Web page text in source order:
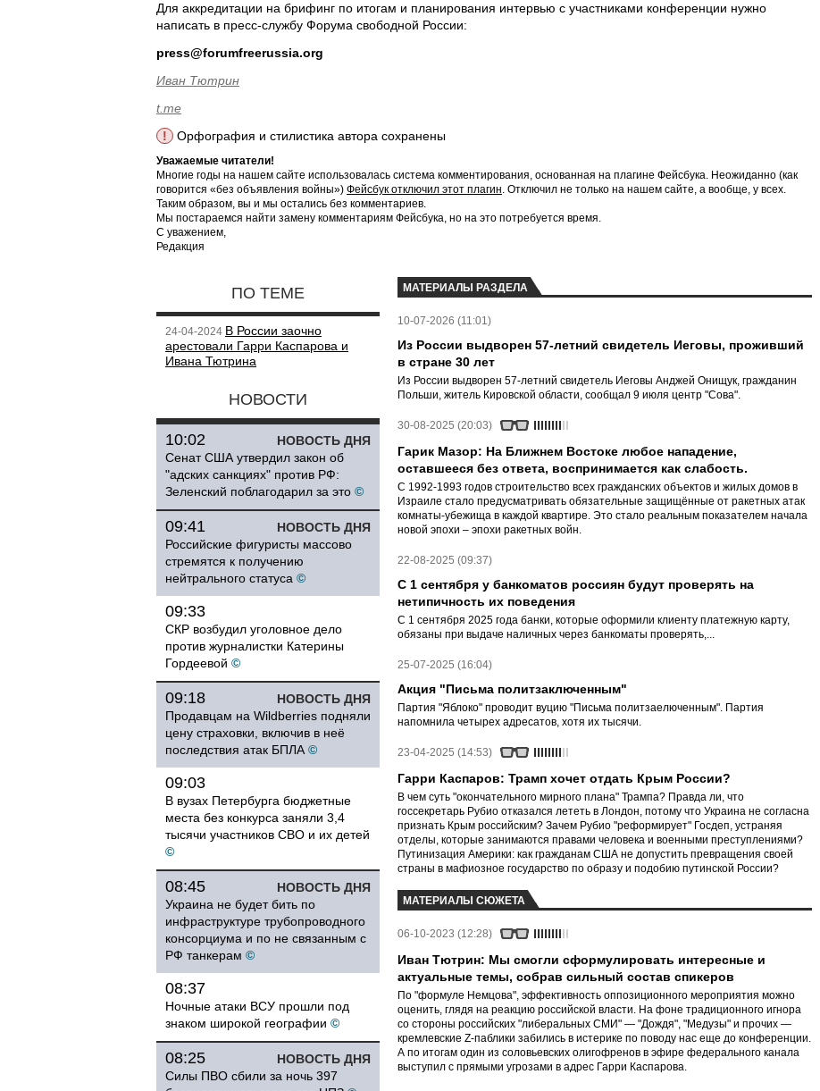
Для аккредитации на брифинг по итогам и планирования интервью с участниками конференции нужно
написать в пресс-службу Форума свободной России:
press@forumfreerussia.org
Иван Тютрин
t.me
!
Орфография и стилистика автора сохранены
Уважаемые читатели!
Многие годы на нашем сайте использовалась система комментирования, основанная на плагине Фейсбука. Неожиданно (как
говорится «без объявления войны») Фейсбук отключил этот плагин. Отключил не только на нашем сайте, а вообще, у всех.
Таким образом, вы и мы остались без комментариев.
Мы постараемся найти замену комментариям Фейсбука, но на это потребуется время.
С уважением,
Редакция
ПО ТЕМЕ
24-04-2024 В России заочно
арестовали Гарри Каспарова и
Ивана Тютрина
НОВОСТИ
НОВОСТЬ ДНЯ
10:02
Сенат США утвердил закон об
"адских санкциях" против РФ:
Зеленский поблагодарил за это ©
НОВОСТЬ ДНЯ
09:41
Российские фигуристы массово
стремятся к получению
нейтрального статуса ©
09:33
СКР возбудил уголовное дело
против журналистки Катерины
Гордеевой ©
НОВОСТЬ ДНЯ
09:18
Продавцам на Wildberries подняли
цену страховки, включив в неё
последствия атак БПЛА ©
09:03
В вузах Петербурга бюджетные
места без конкурса заняли 3,4
тысячи участников СВО и их детей
©
НОВОСТЬ ДНЯ
08:45
Украина не будет бить по
инфраструктуре трубопроводного
консорциума и по не связанным с
РФ танкерам ©
08:37
Ночные атаки ВСУ прошли под
знаком широкой географии ©
НОВОСТЬ ДНЯ
08:25
Силы ПВО сбили за ночь 397
МАТЕРИАЛЫ РАЗДЕЛА
10-07-2026 (11:01)
Из России выдворен 57-летний свидетель Иеговы, проживший
в стране 30 лет
Из России выдворен 57-летний свидетель Иеговы Анджей Онищук, гражданин
Польши, житель Кировской области, сообщал 9 июля центр "Сова".
30-08-2025 (20:03)
Гарик Мазор: На Ближнем Востоке любое нападение,
оставшееся без ответа, воспринимается как слабость.
С 1992-1993 годов строительство всех гражданских объектов и жилых домов в
Израиле стало предусматривать обязательные защищённые от ракетных атак
комнаты-убежища в каждой квартире. Это стало реальным показателем начала
новой эпохи – эпохи ракетных войн.
22-08-2025 (09:37)
С 1 сентября у банкоматов россиян будут проверять на
нетипичность их поведения
С 1 сентября 2025 года банки, которые оформили клиенту платежную карту,
обязаны при выдаче наличных через банкоматы проверять,...
25-07-2025 (16:04)
Акция "Письма политзаключенным"
Партия "Яблоко" проводит вуцию "Письма политзаелюченным". Партия
напомнила четырех адресатов, хотя их тысячи.
23-04-2025 (14:53)
Гарри Каспаров: Трамп хочет отдать Крым России?
В чем суть "окончательного мирного плана" Трампа? Правда ли, что
госсекретарь Рубио отказался лететь в Лондон, потому что Украина не согласна
признать Крым российским? Зачем Рубио "реформирует" Госдеп, устраняя
отделы, которые занимаются правами человека и военными преступлениями?
Путинизация Америки: как гражданам США не допустить превращения своей
страны в мафиозное государство по образу и подобию путинской России?
МАТЕРИАЛЫ СЮЖЕТА
06-10-2023 (12:28)
Иван Тютрин: Мы смогли сформулировать интересные и
актуальные темы, собрав сильный состав спикеров
По "формуле Немцова", эффективность оппозиционного мероприятия можно
оценить, глядя на реакцию российской власти. На фоне традиционного игнора
со стороны российских "либеральных СМИ" — "Дождя", "Медузы" и прочих —
кремлевские Z-паблики забились в истерике по поводу нас еще до конференции.
А по итогам один из соловьевских олигофренов в эфире федерального канала
выступил с прямыми угрозами в адрес Гарри Каспарова.